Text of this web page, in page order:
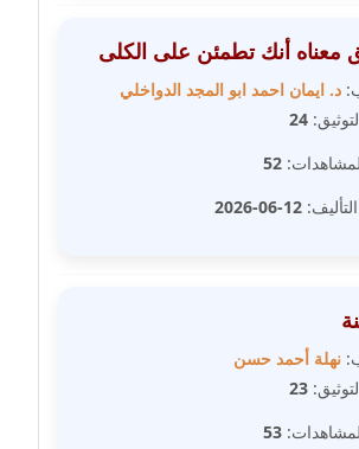
سهر صيام
سهى الضاوي
سوزان بهنسي
سوميه الالفي
معناه أنك تطمئن على الكلى
د. ايمان احمد ابو المجد الدواخلي
24
52
12-06-2026
نهلة أحمد حسن
23
53